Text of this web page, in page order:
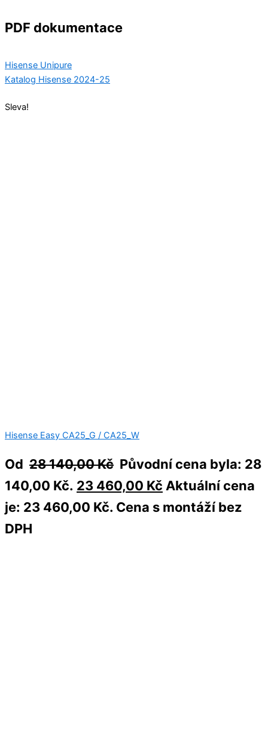
PDF dokumentace
Hisense Unipure
Katalog Hisense 2024-25
Sleva!
Hisense Easy CA25_G / CA25_W
Od 28 140,00Kč Původní cena byla: 28
140,00 Kč. 23 460,00 Kč Aktuální cena
je: 23 460,00 Kč. Cena s montáží bez
DPH